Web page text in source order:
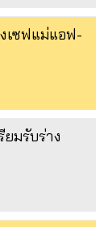
เซฟแม่แอฟ-
มรับร่าง